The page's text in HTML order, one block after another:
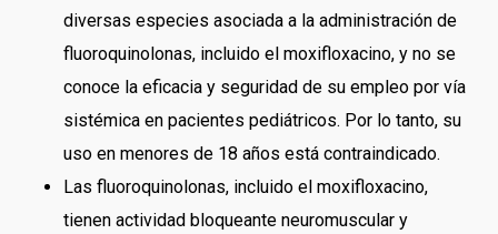
diversas especies asociada a la administración de
fluoroquinolonas, incluido el moxifloxacino, y no se
conoce la eficacia y seguridad de su empleo por vía
sistémica en pacientes pediátricos. Por lo tanto, su
uso en menores de 18 años está contraindicado.
Las fluoroquinolonas, incluido el moxifloxacino,
tienen actividad bloqueante neuromuscular y